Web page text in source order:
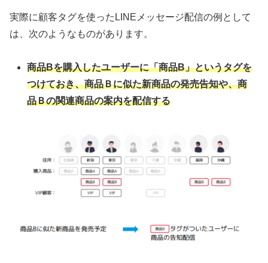
実際に顧客タグを使ったLINEメッセージ配信の例として
は、次のようなものがあります。
商品Bを購入したユーザーに「商品B」というタグを
つけておき、商品Ｂに似た新商品の発売告知や、商
品Ｂの関連商品の案内を配信する